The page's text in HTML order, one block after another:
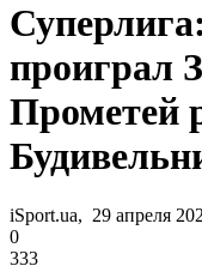
проиграл
Прометей
iSport.ua, 29 апреля
0
333